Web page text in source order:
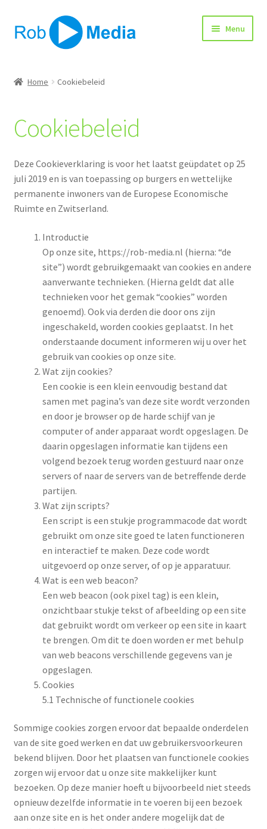
door
naar
Menu
Winkel
Afrekenen
Home Cookiebeleid
Cookiebeleid
Deze Cookieverklaring is voor het laatst geüpdatet op 25
juli 2019 en is van toepassing op burgers en wettelijke
permanente inwoners van de Europese Economische
Ruimte en Zwitserland.
Introductie
Op onze site, https://rob-media.nl (hierna: “de
site”) wordt gebruikgemaakt van cookies en andere
aanverwante technieken. (Hierna geldt dat alle
technieken voor het gemak “cookies” worden
genoemd). Ook via derden die door ons zijn
ingeschakeld, worden cookies geplaatst. In het
onderstaande document informeren wij u over het
gebruik van cookies op onze site.
Wat zijn cookies?
Een cookie is een klein eenvoudig bestand dat
samen met pagina’s van deze site wordt verzonden
en door je browser op de harde schijf van je
computer of ander apparaat wordt opgeslagen. De
daarin opgeslagen informatie kan tijdens een
volgend bezoek terug worden gestuurd naar onze
servers of naar de servers van de betreffende derde
partijen.
Wat zijn scripts?
Een script is een stukje programmacode dat wordt
gebruikt om onze site goed te laten functioneren
en interactief te maken. Deze code wordt
uitgevoerd op onze server, of op je apparatuur.
Wat is een web beacon?
Een web beacon (ook pixel tag) is een klein,
onzichtbaar stukje tekst of afbeelding op een site
dat gebruikt wordt om verkeer op een site in kaart
te brengen. Om dit te doen worden er met behulp
van web beacons verschillende gegevens van je
opgeslagen.
Cookies
5.1 Technische of functionele cookies
Sommige cookies zorgen ervoor dat bepaalde onderdelen
van de site goed werken en dat uw gebruikersvoorkeuren
bekend blijven. Door het plaatsen van functionele cookies
zorgen wij ervoor dat u onze site makkelijker kunt
bezoeken. Op deze manier hoeft u bijvoorbeeld niet steeds
opnieuw dezelfde informatie in te voeren bij een bezoek
aan onze site en is het onder andere mogelijk dat de